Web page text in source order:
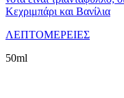
Κεχριμπάρι και Βανίλια
ΛΕΠΤΟΜΕΡΕΙΕΣ
50ml